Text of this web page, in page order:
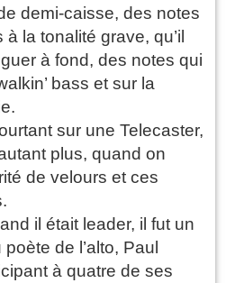
demi-caisse, des notes
la tonalité grave, qu’il
à fond, des notes qui
bass et sur la
sur une Telecaster,
plus, quand on
de velours et ces
il était leader, il fut un
de l’alto, Paul
à quatre de ses